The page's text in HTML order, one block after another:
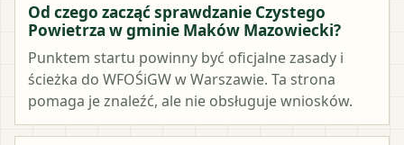
Od czego zacząć sprawdzanie Czystego
Powietrza w gminie Maków Mazowiecki?
Punktem startu powinny być oficjalne zasady i
ścieżka do WFOŚiGW w Warszawie. Ta strona
pomaga je znaleźć, ale nie obsługuje wniosków.